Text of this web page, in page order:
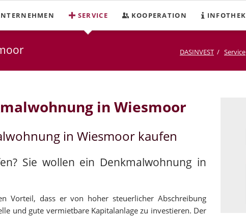
SERVICE KOOPERATION INFOTHEK
DASINVEST Service
in Wiesmoor
in Wiesmoor kaufen
Sie wollen ein Denkmalwohnung in
Vorteil, dass er von hoher steuerlicher Abschreibung
und gute vermietbare Kapitalanlage zu investieren. Der